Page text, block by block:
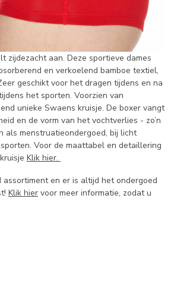
zijdezacht aan. Deze sportieve dames
en verkoelend bamboe textiel,
geschikt voor het dragen tijdens en na
het sporten. Voorzien van
unieke Swaens kruisje. De boxer vangt
en de vorm van het vochtverlies - zo’n
als menstruatieondergoed, bij licht
Voor de maattabel en detaillering
Klik hier.
en er is altijd het ondergoed
Klik hier voor meer informatie, zodat u